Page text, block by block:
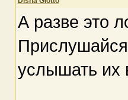
А разве это
услышать их